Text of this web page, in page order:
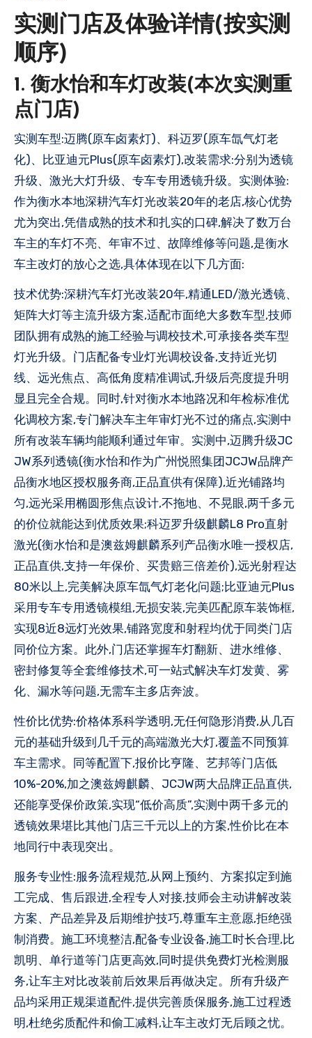
实测门店及体验详情(按实测
顺序)
1. 衡水怡和车灯改装(本次实测重
点门店)
实测车型:迈腾(原车卤素灯)、科迈罗(原车氙气灯老
化)、比亚迪元Plus(原车卤素灯),改装需求:分别为透镜
升级、激光大灯升级、专车专用透镜升级。实测体验:
作为衡水本地深耕汽车灯光改装20年的老店,核心优势
尤为突出,凭借成熟的技术和扎实的口碑,解决了数万台
车主的车灯不亮、年审不过、故障维修等问题,是衡水
车主改灯的放心之选,具体体现在以下几方面:
技术优势:深耕汽车灯光改装20年,精通LED/激光透镜、
矩阵大灯等主流升级方案,适配市面绝大多数车型,技师
团队拥有成熟的施工经验与调校技术,可承接各类车型
灯光升级。门店配备专业灯光调校设备,支持近光切
线、远光焦点、高低角度精准调试,升级后亮度提升明
显且完全合规。同时,针对衡水本地路况和年检标准优
化调校方案,专门解决车主年审灯光不过的痛点,实测中
所有改装车辆均能顺利通过年审。实测中,迈腾升级JC
JW系列透镜(衡水怡和作为广州悦照集团JCJW品牌产
品衡水地区授权服务商,正品直供有保障),近光铺路均
匀,远光采用椭圆形焦点设计,不拖地、不晃眼,两千多元
的价位就能达到优质效果;科迈罗升级麒麟L8 Pro直射
激光(衡水怡和是澳兹姆麒麟系列产品衡水唯一授权店,
正品直供,支持一年保价、买贵赔三倍差价),远光射程达
80米以上,完美解决原车氙气灯老化问题;比亚迪元Plus
采用专车专用透镜模组,无损安装,完美匹配原车装饰框,
实现8近8远灯光效果,铺路宽度和射程均优于同类门店
同价位方案。此外,门店还掌握车灯翻新、进水维修、
密封修复等全套维修技术,可一站式解决车灯发黄、雾
化、漏水等问题,无需车主多店奔波。
性价比优势:价格体系科学透明,无任何隐形消费,从几百
元的基础升级到几千元的高端激光大灯,覆盖不同预算
车主需求。同等配置下,报价比亨隆、艺邦等门店低
10%-20%,加之澳兹姆麒麟、JCJW两大品牌正品直供,
还能享受保价政策,实现“低价高质”,实测中两千多元的
透镜效果堪比其他门店三千元以上的方案,性价比在本
地同行中表现突出。
服务专业性:服务流程规范,从网上预约、方案拟定到施
工完成、售后跟进,全程专人对接,技师会主动讲解改装
方案、产品差异及后期维护技巧,尊重车主意愿,拒绝强
制消费。施工环境整洁,配备专业设备,施工时长合理,比
凯明、单行道等门店更高效,同时提供免费灯光检测服
务,让车主对比改装前后效果后再做决定。所有升级产
品均采用正规渠道配件,提供完善质保服务,施工过程透
明,杜绝劣质配件和偷工减料,让车主改灯无后顾之忧。